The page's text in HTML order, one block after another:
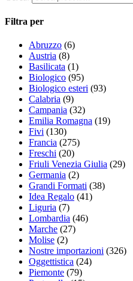
Filtra per
Abruzzo (6)
Austria (8)
Basilicata (1)
Biologico (95)
Biologico esteri (93)
Calabria (9)
Campania (32)
Emilia Romagna (19)
Fivi (130)
Francia (275)
Freschi (20)
Friuli Venezia Giulia (29)
Germania (2)
Grandi Formati (38)
Idea Regalo (41)
Liguria (7)
Lombardia (46)
Marche (27)
Molise (2)
Nostre importazioni (326)
Oggettistica (24)
Piemonte (79)